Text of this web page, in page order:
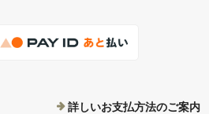
詳しいお支払方法のご案内